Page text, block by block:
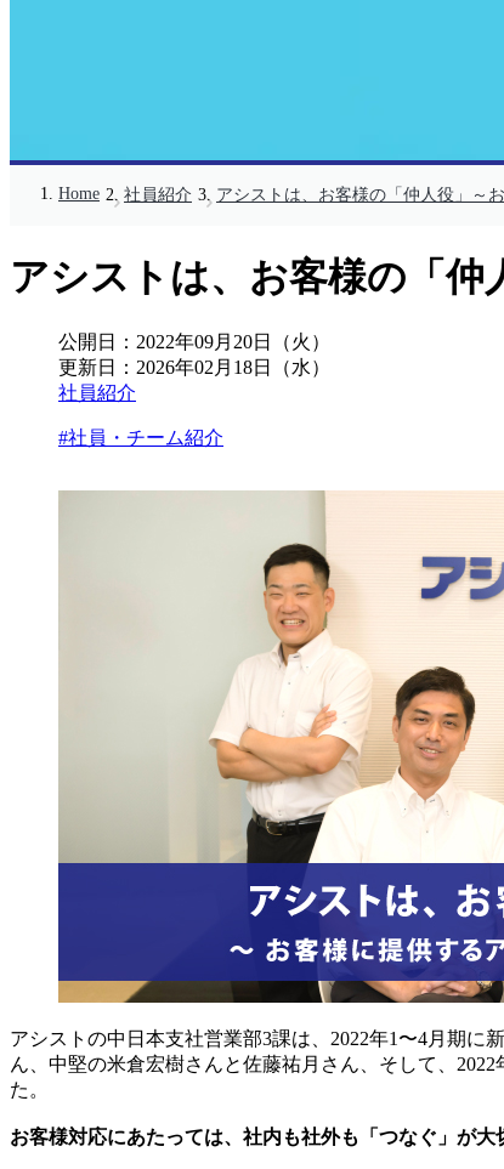
Home 社員紹介 アシストは、お客様の「仲人役」～
アシストは、お客様の「仲
公開日： 2022年09月20日（火）
更新日： 2026年02月18日（水）
社員紹介
#社員・チーム紹介
アシストの中日本支社営業部3課は、2022年1〜4月期
ん、中堅の米倉宏樹さんと佐藤祐月さん、そして、
た。
お客様対応にあたっては、社内も社外も「つなぐ」が